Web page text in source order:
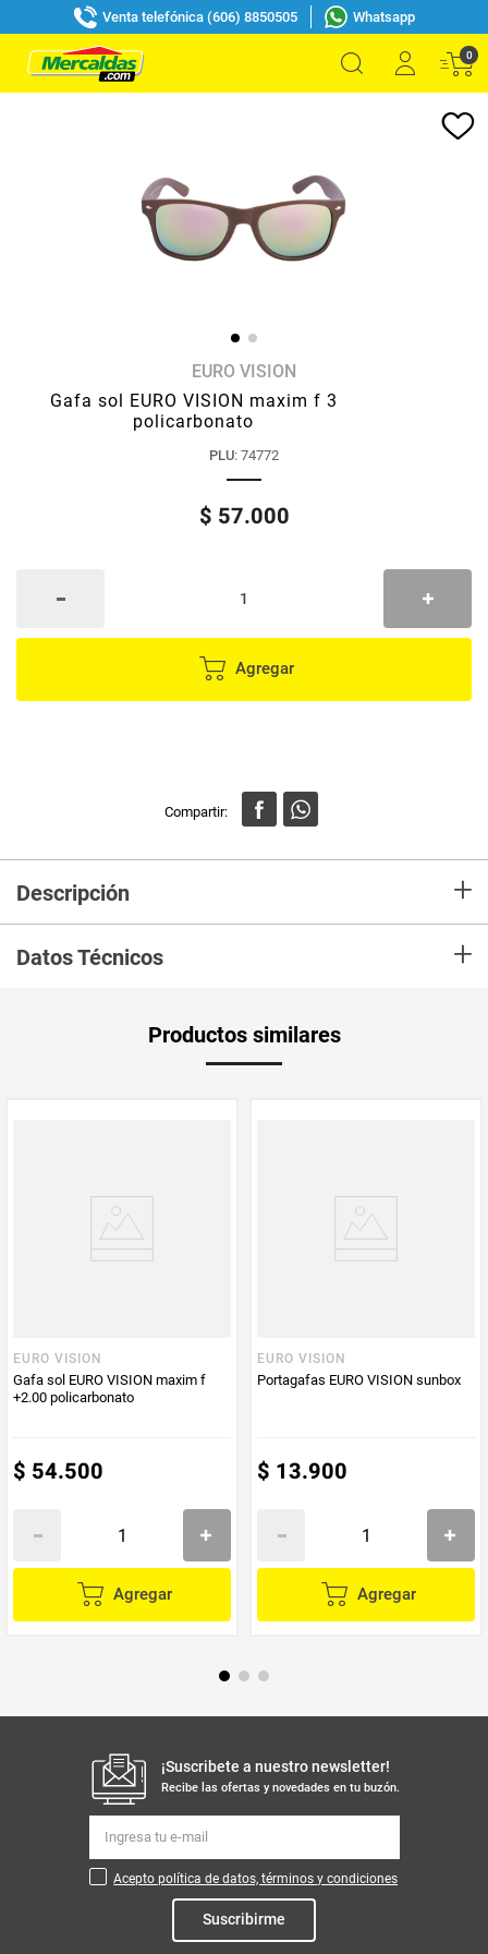
Venta telefónica (606) 8850505 Whatsapp
0
EURO VISION
Gafa sol EURO VISION maxim f 3
policarbonato
PLU: 74772
$ 57.000
Agregar
Descripción +
provocadas por los rayos del sol que afectan gravemente tu vista, gracias
a su material de policarbonato, es 10 veces más resistente a los impactos
Datos Técnicos +
Productos similares
EURO VISION
Gafa sol EURO VISION maxim f
+2.00 policarbonato
$ 54.500
Agregar
EURO VISION
Portagafas EURO VISION sunbox
$ 13.900
Agregar
¡Suscribete a nuestro newsletter!
Recibe las ofertas y novedades en tu buzón.
Acepto política de datos, términos y condiciones
Suscribirme